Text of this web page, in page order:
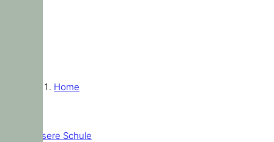
Home
Unsere Schule